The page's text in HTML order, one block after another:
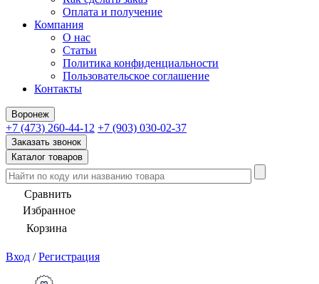
Оплата и получение
Компания
О нас
Статьи
Политика конфиденциальности
Пользовательское соглашение
Контакты
Воронеж
+7 (473) 260-44-12 +7 (903) 030-02-37
Заказать звонок
Каталог товаров
Сравнить
Избранное
Корзина
Вход / Регистрация